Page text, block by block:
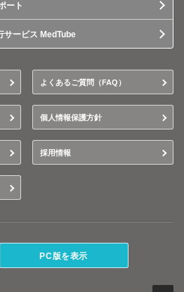
ート
サービス MedTube
よくあるご質問（FAQ）
個人情報保護方針
採用情報
PC版を表示